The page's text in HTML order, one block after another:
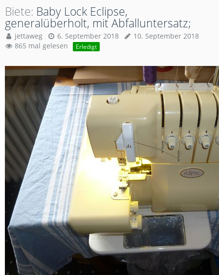
Biete Baby Lock Eclipse,
generalüberholt, mit Abfalluntersatz;
jettaweg 6. September 2018
10. September 2018
865 mal gelesen
Erledigt